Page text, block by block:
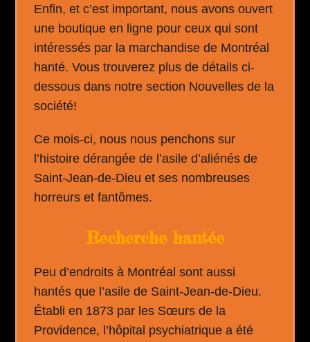
Enfin, et c’est important, nous avons ouvert
une boutique en ligne pour ceux qui sont
intéressés par la marchandise de Montréal
hanté. Vous trouverez plus de détails ci-
dessous dans notre section Nouvelles de la
société!
Ce mois-ci, nous nous penchons sur
l’histoire dérangée de l’asile d’aliénés de
Saint-Jean-de-Dieu et ses nombreuses
horreurs et fantômes.
Recherche hantée
Peu d’endroits à Montréal sont aussi
hantés que l’asile de Saint-Jean-de-Dieu.
Établi en 1873 par les Sœurs de la
Providence, l’hôpital psychiatrique a été